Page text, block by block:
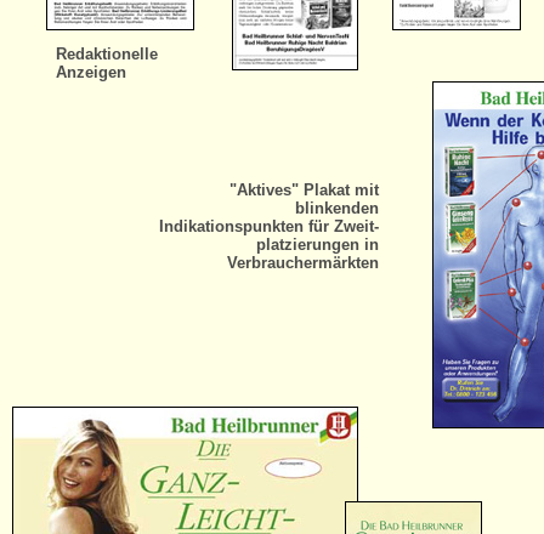
Redaktionelle
Anzeigen
"Aktives" Plakat mit
blinkenden
Indikationspunkten für Zweit-
platzierungen in
Verbrauchermärkten